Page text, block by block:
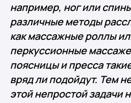
например, ног или
различные методы
как массажные роллы
перкуссионные
поясницы и пресса
вряд ли подойдут. Тем
этой непростой задачи